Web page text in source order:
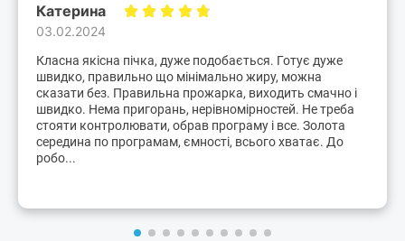
Катерина
03.02.2024
Класна якісна пічка, дуже подобається. Готує дуже
швидко, правильно що мінімально жиру, можна
сказати без. Правильна прожарка, виходить смачно і
швидко. Нема пригорань, нерівномірностей. Не треба
стояти контролювати, обрав програму і все. Золота
середина по програмам, ємності, всього хватає. До
робо...